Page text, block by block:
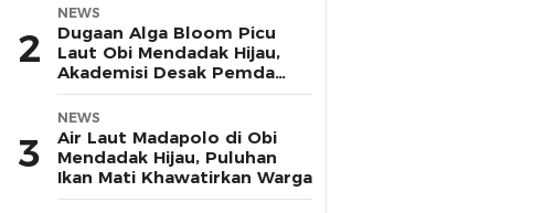
2
NEWS
Dugaan Alga Bloom Picu
Laut Obi Mendadak Hijau,
Akademisi Desak Pemda
Halsel Uji Sampel
3
NEWS
Air Laut Madapolo di Obi
Mendadak Hijau, Puluhan
Ikan Mati Khawatirkan Warga